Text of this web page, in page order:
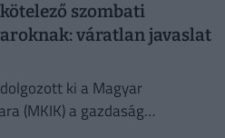
szombati
váratlan javaslat
ki a Magyar
(MKIK) a gazdaság